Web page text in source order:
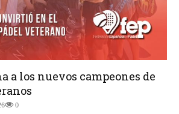
a los nuevos campeones de
0